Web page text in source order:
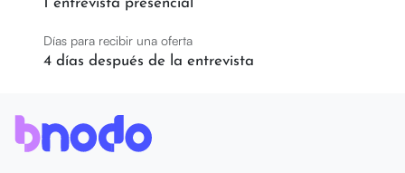
1 entrevista presencial
Días para recibir una oferta
4 días después de la entrevista